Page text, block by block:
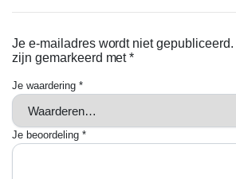
Je e-mailadres wordt niet gepubliceerd.
zijn gemarkeerd met*
Je waardering *
Je beoordeling *